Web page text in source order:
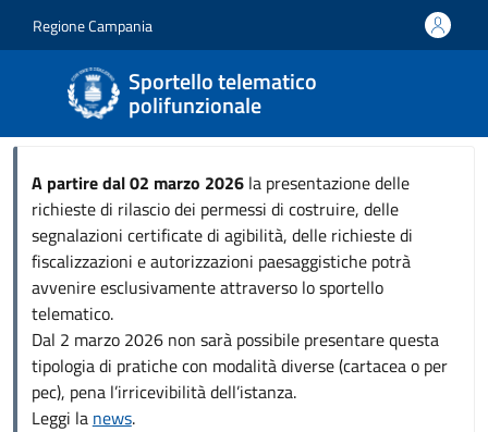
Regione Campania
Sportello telematico
polifunzionale
A partire dal 02 marzo 2026la presentazione delle
richieste di rilascio dei permessi di costruire, delle
segnalazioni certificate di agibilità, delle richieste di
fiscalizzazioni e autorizzazioni paesaggistiche potrà
avvenire esclusivamente attraverso lo sportello
telematico.
Dal 2 marzo 2026 non sarà possibile presentare questa
tipologia di pratiche con modalità diverse (cartacea o per
pec), pena l’irricevibilità dell’istanza.
Leggi la news.